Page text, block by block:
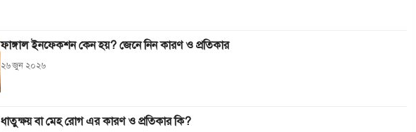
ফাঙ্গাল ইনফেকশন কেন হয়? জেনে নিন কারণ ও প্রতিকার
২৬ জুন ২০২৬
ধাতুক্ষয় বা মেহ রোগ এর কারণ ও প্রতিকার কি?